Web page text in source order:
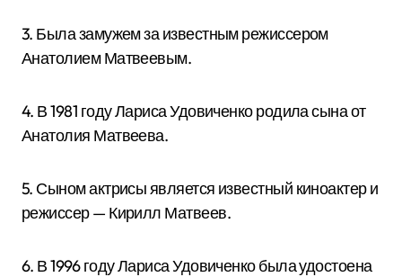
3. Была замужем за известным режиссером
Анатолием Матвеевым.
4. В 1981 году Лариса Удовиченко родила сына от
Анатолия Матвеева.
5. Сыном актрисы является известный киноактер и
режиссер — Кирилл Матвеев.
6. В 1996 году Лариса Удовиченко была удостоена